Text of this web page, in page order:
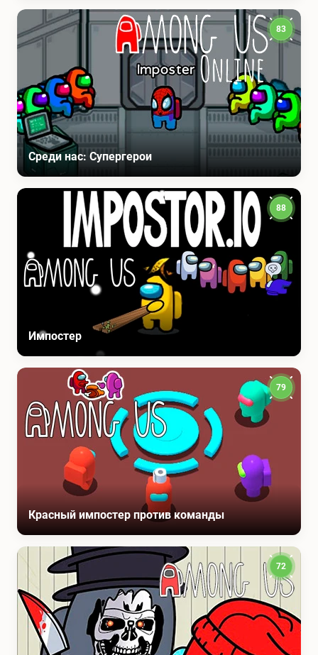
Среди нас: Супергерои
83
Импостер
88
Красный импостер против команды
79
72